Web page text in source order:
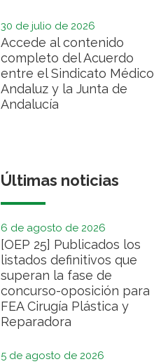
30 de julio de 2026
Accede al contenido
completo del Acuerdo
entre el Sindicato Médico
Andaluz y la Junta de
Andalucía
Últimas noticias
6 de agosto de 2026
[OEP 25] Publicados los
listados definitivos que
superan la fase de
concurso-oposición para
FEA Cirugía Plástica y
Reparadora
5 de agosto de 2026